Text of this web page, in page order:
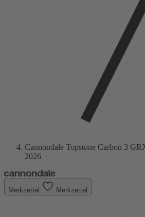
Cannondale Topstone Carbon 3
2026
Merkzettel Merkzettel